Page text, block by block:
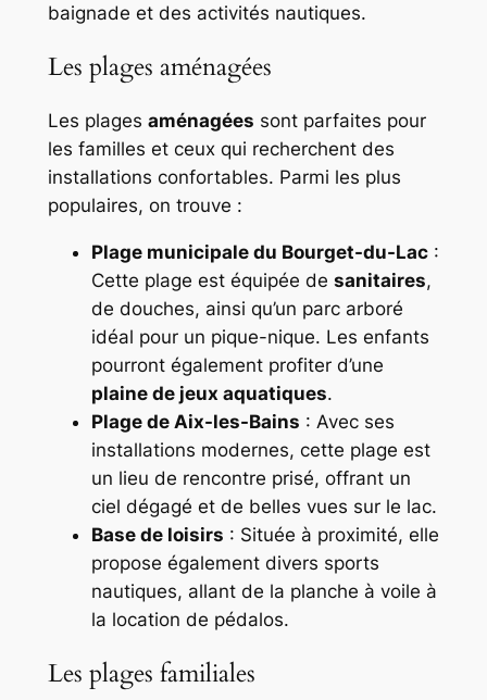
baignade et des activités nautiques.
Les plages aménagées
Les plages aménagées sont parfaites pour
les familles et ceux qui recherchent des
installations confortables. Parmi les plus
populaires, on trouve :
Plage municipale du Bourget-du-Lac:
Cette plage est équipée de sanitaires,
de douches, ainsi qu’un parc arboré
idéal pour un pique-nique. Les enfants
pourront également profiter d’une
plaine de jeux aquatiques.
Plage de Aix-les-Bains : Avec ses
installations modernes, cette plage est
un lieu de rencontre prisé, offrant un
ciel dégagé et de belles vues sur le lac.
Base de loisirs : Située à proximité, elle
propose également divers sports
nautiques, allant de la planche à voile à
la location de pédalos.
Les plages familiales